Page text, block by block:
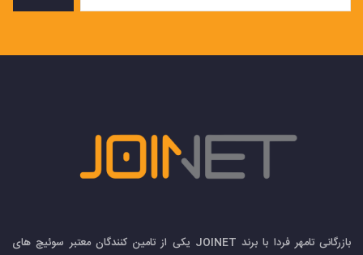
بازرگانی تامهر فردا با برند JOINET یکی از تامین کنندگان معتبر سوئیچ های